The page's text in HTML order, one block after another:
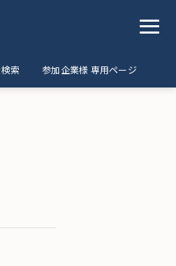
索 参加企業様 専用ページ